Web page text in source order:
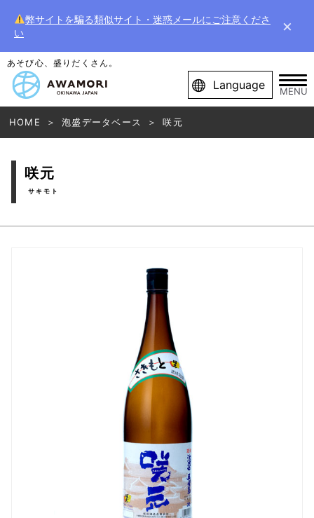
弊サイトを騙る類似サイト・迷惑メールにご注意くださ
い
×
あそび心、盛りだくさん。
Language MENU
HOME 泡盛データベース 咲元
咲元
サキモト